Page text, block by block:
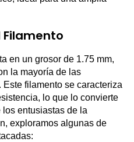
en un grosor de 1.75 mm,
la mayoría de las
filamento se caracteriza
lo que lo convierte
entusiastas de la
exploramos algunas de